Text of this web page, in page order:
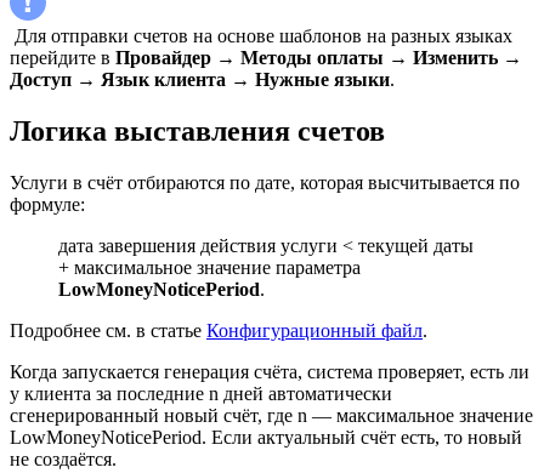
Для отправки счетов на основе шаблонов на разных языках
перейдите в Провайдер → Методы оплаты → Изменить →
Доступ → Язык клиента → Нужные языки.
Логика выставления счетов
Услуги в счёт отбираются по дате, которая высчитывается по
формуле:
дата завершения действия услуги < текущей даты
+ максимальное значение параметра
LowMoneyNoticePeriod.
Подробнее см. в статье Конфигурационный файл.
Когда запускается генерация счёта, система проверяет, есть ли
у клиента за последние n дней автоматически
сгенерированный новый счёт, где n — максимальное значение
LowMoneyNoticePeriod. Если актуальный счёт есть, то новый
не создаётся.